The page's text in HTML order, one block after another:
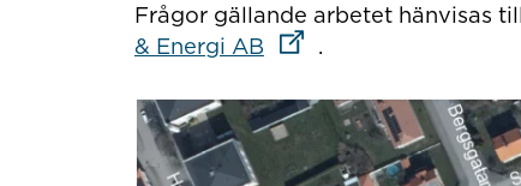
Frågor gällande arbetet hänvisas
& Energi ABLänk till annan
.